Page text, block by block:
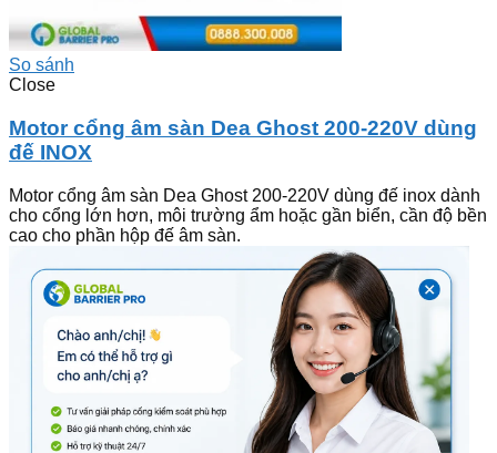
So sánh
Close
Motor cổng âm sàn Dea Ghost 200-220V dùng
đế INOX
Motor cổng âm sàn Dea Ghost 200-220V dùng đế inox dành
cho cổng lớn hơn, môi trường ẩm hoặc gần biển, cần độ bền
cao cho phần hộp đế âm sàn.